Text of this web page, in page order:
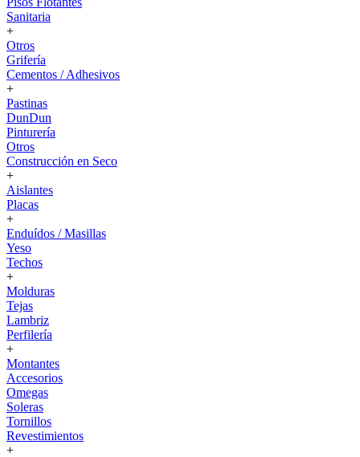
Sanitaria
+
Otros
Grifería
Cementos / Adhesivos
+
Pastinas
DunDun
Pinturería
Otros
Construcción en Seco
+
Aislantes
Placas
+
Enduídos / Masillas
Yeso
Techos
+
Molduras
Tejas
Lambriz
Perfilería
+
Montantes
Accesorios
Omegas
Soleras
Tornillos
Revestimientos
+